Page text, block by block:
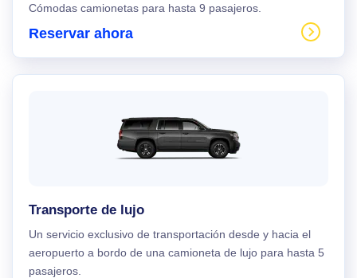
Cómodas camionetas para hasta 9 pasajeros.
Reservar ahora
Transporte de lujo
Un servicio exclusivo de transportación desde y hacia el
aeropuerto a bordo de una camioneta de lujo para hasta 5
pasajeros.